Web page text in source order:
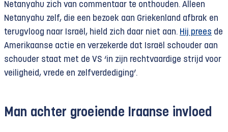
Netanyahu zich van commentaar te onthouden. Alleen
Netanyahu zelf, die een bezoek aan Griekenland afbrak en
terugvloog naar Israël, hield zich daar niet aan. Hij prees de
Amerikaanse actie en verzekerde dat Israël schouder aan
schouder staat met de VS ‘in zijn rechtvaardige strijd voor
veiligheid, vrede en zelfverdediging’.
Man achter groeiende Iraanse invloed